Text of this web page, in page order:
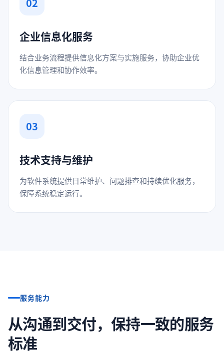
企业信息化服务
结合业务流程提供信息化方案与实施服务，协助企业优
化信息管理和协作效率。
03
技术支持与维护
为软件系统提供日常维护、问题排查和持续优化服务，
保障系统稳定运行。
服务能力
从沟通到交付，保持一致的服务
标准